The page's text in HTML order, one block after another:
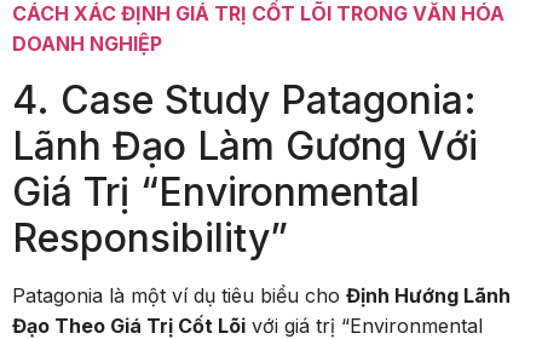
CÁCH XÁC ĐỊNH GIÁ TRỊ CỐT LÕI TRONG VĂN HÓA
DOANH NGHIỆP
4. Case Study Patagonia:
Lãnh Đạo Làm Gương Với
Giá Trị “Environmental
Responsibility”
Patagonia là một ví dụ tiêu biểu cho Định Hướng Lãnh
Đạo Theo Giá Trị Cốt Lõi với giá trị “Environmental